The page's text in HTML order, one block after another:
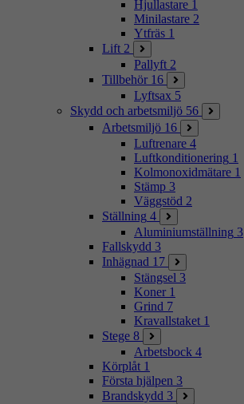
Hjullastare 1
Minilastare 2
Ytfräs 1
Lift 2
Pallyft 2
Tillbehör 16
Lyftsax 5
Skydd och arbetsmiljö 56
Arbetsmiljö 16
Luftrenare 4
Luftkonditionering 1
Kolmonoxidmätare 1
Stämp 3
Väggstöd 2
Ställning 4
Aluminiumställning 3
Fallskydd 3
Inhägnad 17
Stängsel 3
Koner 1
Grind 7
Kravallstaket 1
Stege 8
Arbetsbock 4
Körplåt 1
Första hjälpen 3
Brandskydd 3